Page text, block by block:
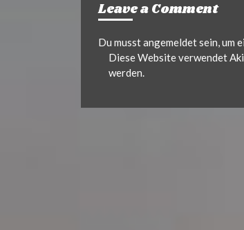
Leave a Comment
Du musstangemeldetsein, um
Diese Website verwendet
werden.